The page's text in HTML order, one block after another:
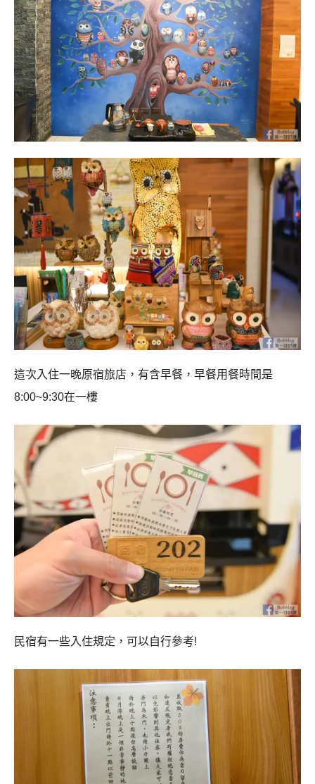
這次入住一晚原宿旅店，有含早餐，早餐用餐時間是
8:00~9:30在一樓
民宿有一些入住規定，可以自行參考!